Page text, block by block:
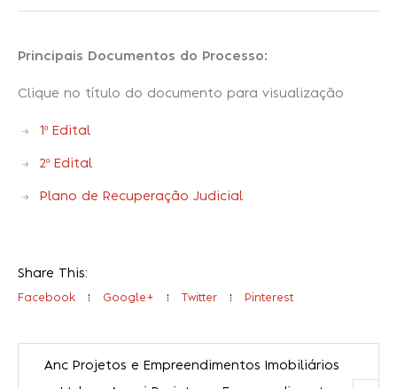
Principais Documentos do Processo:
Clique no título do documento para visualização
1º Edital
2º Edital
Plano de Recuperação Judicial
Share This:
Facebook Google+ Twitter Pinterest
Anc Projetos e Empreendimentos Imobiliários